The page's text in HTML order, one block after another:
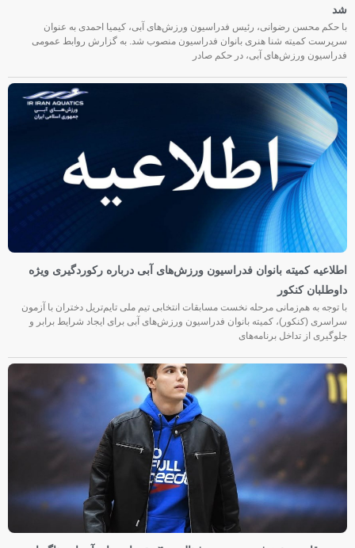
شد
با حکم محسن رضوانی، رئیس فدراسیون ورزش‌های آبی، کیمیا احمدی به عنوان
سرپرست کمیته شنا هنری بانوان فدراسیون منصوب شد. به گزارش روابط عمومی
فدراسیون ورزش‌های آبی، در حکم صادر
اطلاعیه کمیته بانوان فدراسیون ورزش‌های آبی درباره رکوردگیری ویژه
داوطلبان کنکور
با توجه به هم‌زمانی مرحله نخست مسابقات انتخابی تیم ملی تایم‌تریل دختران با آزمون
سراسری (کنکور)، کمیته بانوان فدراسیون ورزش‌های آبی برای ایجاد شرایط برابر و
جلوگیری از تداخل برنامه‌های